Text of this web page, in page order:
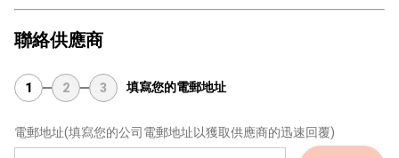
聯絡供應商
1 2 3 填寫您的電郵地址
電郵地址(填寫您的公司電郵地址以獲取供應商的迅速回覆)